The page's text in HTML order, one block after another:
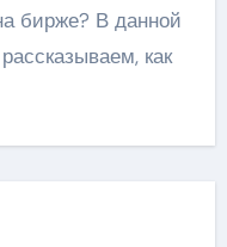
как